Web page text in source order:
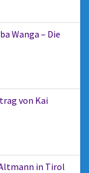
Wanga – Die
von Kai
in Tirol